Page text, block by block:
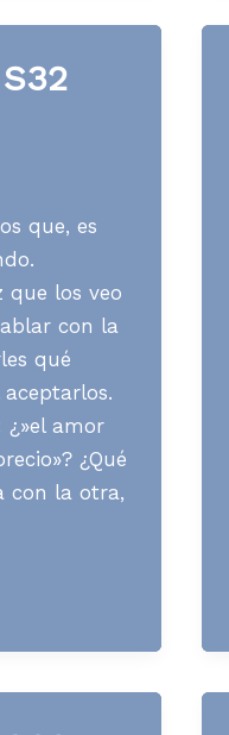
que, es
que los veo
con la
qué
¿»el amor
¿Qué
con la otra,